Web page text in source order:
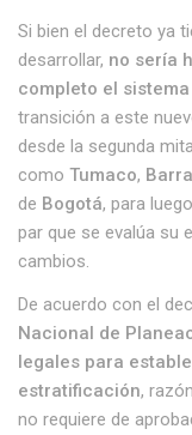
Si bien el decreto ya
desarrollar, no sería
completo el
transición a este
desde la segunda
como Tumaco,
de Bogotá, para
par que se evalúa su
cambios.
De acuerdo con el
Nacional de
legales para
estratificación,
no requiere de